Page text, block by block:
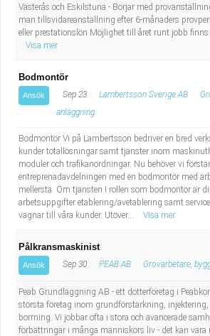
Västerås och Eskilstuna - Börjar med
man tillsvidareanställning efter 6-månaders
eller prestationslön Möjlighet till året runt jobb finns
Visa mer
Bodmontör
Ansök Sep 23 Lambertsson Sverige AB
anläggning
Bodmontör Vi på Lambertsson bedriver en bred
kunder totallösningar samt tjänster inom
moduler och trafikanordningar. Nu behöver vi
entreprenadavdelningen med en bodmontör med
mellersta. Om tjänsten I rollen som bodmontör är
arbetsuppgifter etablering/avetablering samt
vagnar till våra kunder. Utöver...
Visa mer
Pålkransmaskinist
Ansök Sep 30 PEAB AB Grovarbetare,
Peab Grundläggning AB - ett dotterföretag i
största företag inom grundförstärkning,
borrning. Vi jobbar ofta i stora och avancerade
förbättringar i många människors liv - det kan vara